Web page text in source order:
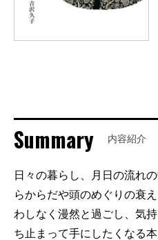
Summary 内容紹介
日々の暮らし、月日の流れ
らからだや頭のめぐりの衰
わしなく漫然と過ごし、気
ち止まって手にしたくなる